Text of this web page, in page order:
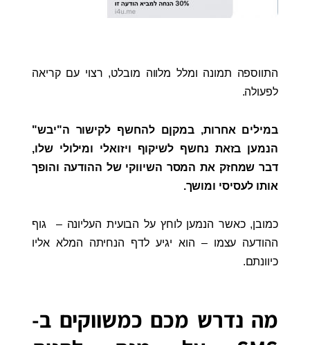
התווספה תמונה ומלל מלווה מובלט, רצוי עם קריאה
לפעולה.
במילים אחרות, במקןם להחשף לקישור ה"יבש"
הנמען בזאת נחשף לשיקוף ויזואלי ומילולישלו,
דבר שמחזק את המסר השיווקי של ההודעה והופך
אותו לעסיסי ומושך.
כמובן, כאשר הנמען לוחץ על הבועית העליונה – גוף
ההודעה עצמו – הוא יגיע לדף הנחיתה המלא אליו
כיוונתם.
מה נדרש מכם כמשווקים ב-